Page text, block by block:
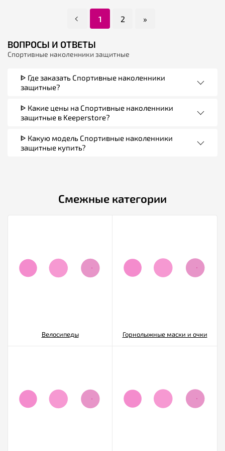
1 2 »
ВОПРОСЫ И ОТВЕТЫ
Спортивные наколенники защитные
ᐈ Где заказать Спортивные наколенники
защитные?
ᐈ Какие цены на Спортивные наколенники
защитные в Keeperstore?
ᐈ Какую модель Спортивные наколенники
защитные купить?
Смежные категории
Велосипеды Горнолыжные маски и очки